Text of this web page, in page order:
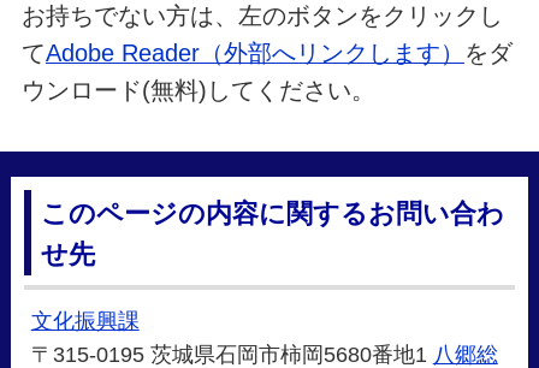
お持ちでない方は、左のボタンをクリックし
てAdobe Reader（外部へリンクします） をダ
ウンロード(無料)してください。
このページの内容に関するお問い合わ
せ先
文化振興課
〒315-0195 茨城県石岡市柿岡5680番地1 八郷総